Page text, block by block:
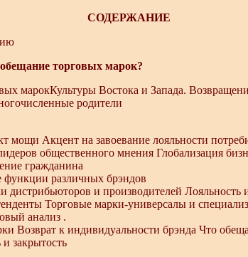
СОДЕРЖАНИЕ
торговых марок?
марокКультуры Востока и Запада.
родители
мощи Акцент на завоевание лояльности
общественного мнения Глобализация
гражданина
функции различных брэндов
дистрибьюторов и производителей
Торговые марки-универсалы и
анализ .
Возврат к индивидуальности брэнда Что
закрытость